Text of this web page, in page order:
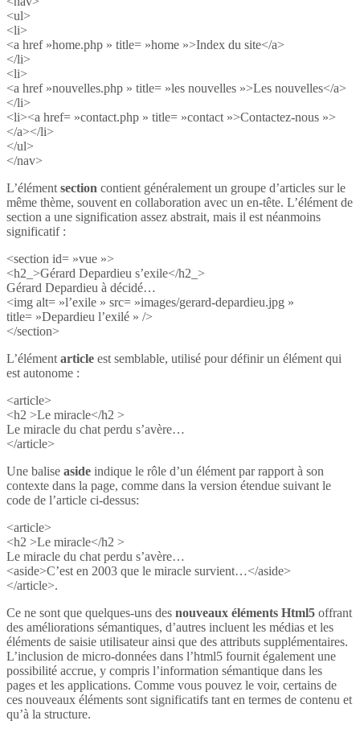
<ul>
<li>
<a href »home.php » title= »home »>Index du site</a>
</li>
<li>
<a href »nouvelles.php » title= »les nouvelles »>Les nouvelles</a>
</li>
<li><a href= »contact.php » title= »contact »>Contactez-nous »>
</a></li>
</ul>
</nav>
L’élément section contient généralement un groupe d’articles sur le
même thème, souvent en collaboration avec un en-tête. L’élément de
section a une signification assez abstrait, mais il est néanmoins
significatif :
<section id= »vue »>
<h2_>Gérard Depardieu s’exile</h2_>
Gérard Depardieu à décidé…
<img alt= »l’exile » src= »images/gerard-depardieu.jpg »
title= »Depardieu l’exilé » />
</section>
L’élément article est semblable, utilisé pour définir un élément qui
est autonome :
<article>
<h2 >Le miracle</h2 >
Le miracle du chat perdu s’avère…
</article>
Une balise aside indique le rôle d’un élément par rapport à son
contexte dans la page, comme dans la version étendue suivant le
code de l’article ci-dessus:
<article>
<h2 >Le miracle</h2 >
Le miracle du chat perdu s’avère…
<aside>C’est en 2003 que le miracle survient…</aside>
</article>.
Ce ne sont que quelques-uns des nouveaux éléments Html5 offrant
des améliorations sémantiques, d’autres incluent les médias et les
éléments de saisie utilisateur ainsi que des attributs supplémentaires.
L’inclusion de micro-données dans l’html5 fournit également une
possibilité accrue, y compris l’information sémantique dans les
pages et les applications. Comme vous pouvez le voir, certains de
ces nouveaux éléments sont significatifs tant en termes de contenu et
qu’à la structure.